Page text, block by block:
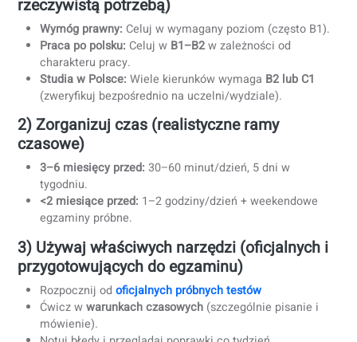
Poziom
Opłata (przybliżona)
A1
120–140 €
A2
130–150 €
B1
150–170 €
B2
C1
190–210 €
+ może obowiązywać dodatkowa opłata za wydanie
certyfikatu (często około 20 €, tylko w przypadku zdania).
Opłaty mogą się różnić w zależności od ośrodka
egzaminacyjnego (zwłaszcza za granicą). Zawsze
ceny na stronie wybranego ośrodka.